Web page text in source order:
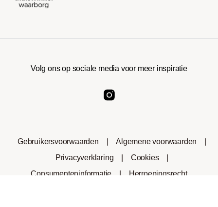
Volg ons op sociale media voor meer inspiratie
Gebruikersvoorwaarden Algemene voorwaarden
Privacyverklaring
Cookies
Consumenteninformatie
| Herroepingsrecht